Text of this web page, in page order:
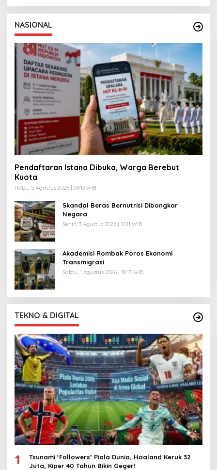
NASIONAL
Pendaftaran Istana Dibuka, Warga Berebut
Kuota
Rabu, 5 Agustus 2026 | 09:13 WIB
Skandal Beras Bernutrisi Dibongkar
Negara
Senin, 3 Agustus 2026 | 10:11 WIB
Akademisi Rombak Poros Ekonomi
Transmigrasi
Sabtu, 1 Agustus 2026 | 10:17 WIB
TEKNO & DIGITAL
1
Tsunami ‘Followers’ Piala Dunia, Haaland Keruk 32
Juta, Kiper 40 Tahun Bikin Geger!